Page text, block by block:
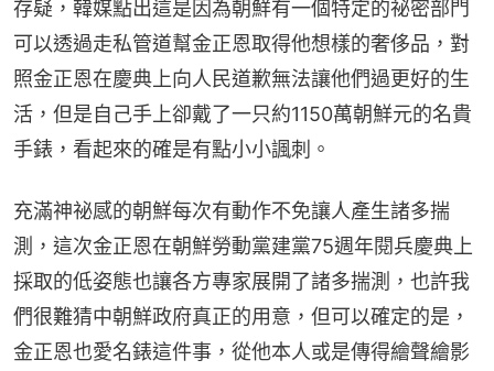
存疑，韓媒點出這是因為朝鮮有一個特定的祕密部門
可以透過走私管道幫金正恩取得他想樣的奢侈品，對
照金正恩在慶典上向人民道歉無法讓他們過更好的生
活，但是自己手上卻戴了一只約1150萬朝鮮元的名貴
手錶，看起來的確是有點小小諷刺。
充滿神祕感的朝鮮每次有動作不免讓人產生諸多揣
測，這次金正恩在朝鮮勞動黨建黨75週年閱兵慶典上
採取的低姿態也讓各方專家展開了諸多揣測，也許我
們很難猜中朝鮮政府真正的用意，但可以確定的是，
金正恩也愛名錶這件事，從他本人或是傳得繪聲繪影